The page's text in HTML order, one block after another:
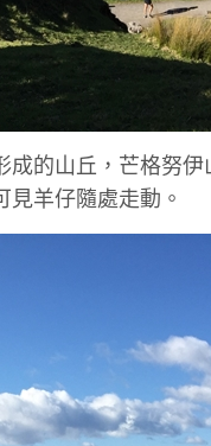
的山丘，芒格努
羊仔隨處走動。